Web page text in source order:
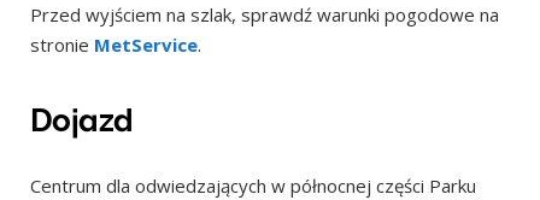
Przed wyjściem na szlak, sprawdź warunki pogodowe na
stronie MetService.
Dojazd
Centrum dla odwiedzających w północnej części Parku